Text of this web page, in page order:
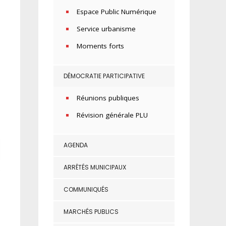
Espace Public Numérique
Service urbanisme
Moments forts
DÉMOCRATIE PARTICIPATIVE
Réunions publiques
Révision générale PLU
AGENDA
ARRÊTÉS MUNICIPAUX
COMMUNIQUÉS
MARCHÉS PUBLICS